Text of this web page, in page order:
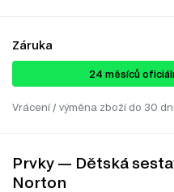
Záruka
24 ​​​​měsíců
Vrácení / výměna zboží do 30
Prvky — Dětská
Norton